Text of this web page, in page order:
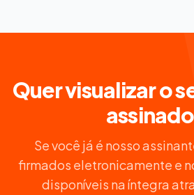
Quer visualizar o
Se você já é nosso
firmados eletronicamente e
disponíveis na íntegra